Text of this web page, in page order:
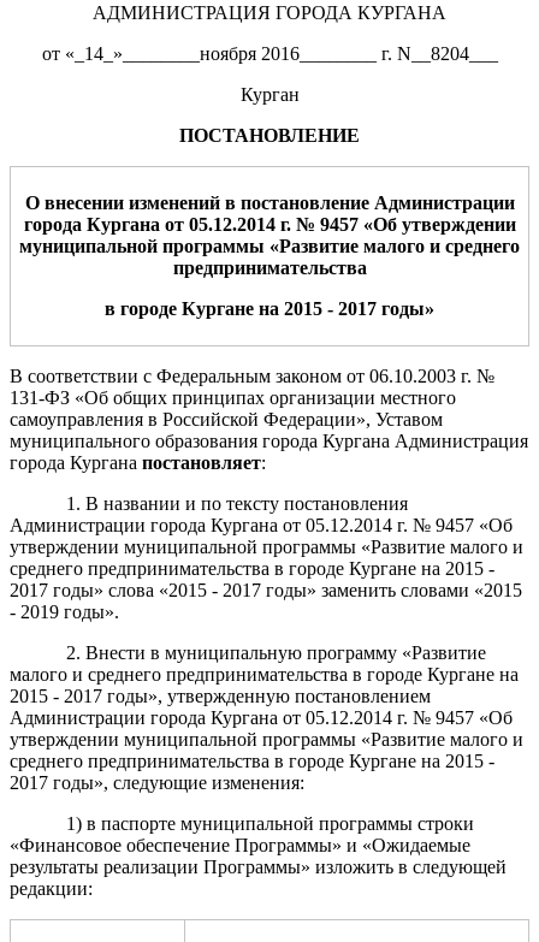
АДМИНИСТРАЦИЯ ГОРОДА КУРГАНА
от «_14_»________ноября 2016________ г. N__8204___
Курган
ПОСТАНОВЛЕНИЕ
О внесении измененийв постановление Администрации
города Кургана от 05.12.2014г.№ 9457«Об утверждении
муниципальной программы «Развитие малого и среднего
предпринимательства
в городе Кургане на 2015 - 2017 годы»
В соответствии с Федеральным законом от 06.10.2003 г. №
131-ФЗ «Об общих принципах организации местного
самоуправления в Российской Федерации», Уставом
муниципального образования города Кургана Администрация
города Кургана постановляет:
1. В названии и по тексту постановления
Администрации города Кургана от 05.12.2014 г. № 9457 «Об
утверждении муниципальной программы «Развитие малого и
среднего предпринимательства в городе Кургане на 2015 -
2017 годы» слова «2015 - 2017 годы» заменить словами «2015
- 2019 годы».
2. Внести в муниципальную программу «Развитие
малого и среднего предпринимательства в городе Кургане на
2015 - 2017 годы», утвержденную постановлением
Администрации города Кургана от 05.12.2014 г. № 9457 «Об
утверждении муниципальной программы «Развитие малого и
среднего предпринимательства в городе Кургане на 2015 -
2017 годы», следующие изменения:
1) в паспорте муниципальной программы строки
«Финансовое обеспечение Программы» и «Ожидаемые
результаты реализации Программы» изложить в следующей
редакции: